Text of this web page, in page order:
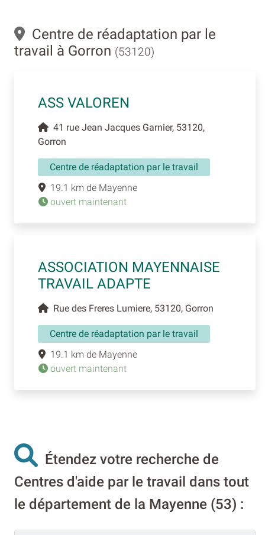
Centre de réadaptation par le
travail à Gorron (53120)
ASS VALOREN
41 rue Jean Jacques Garnier, 53120,
Gorron
Centre de réadaptation par le travail
19.1 km de Mayenne
ouvert maintenant
ASSOCIATION MAYENNAISE
TRAVAIL ADAPTE
Rue des Freres Lumiere, 53120, Gorron
Centre de réadaptation par le travail
19.1 km de Mayenne
ouvert maintenant
Étendez votre recherche de
Centres d'aide par le travail dans tout
le département de la Mayenne (53) :